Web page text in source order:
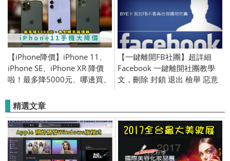
【iPhone降價】iPhone 11、
iPhone SE、iPhone XR 降價
啦！最多降5000元、哪邊買、
【一鍵離開FB社團】超詳細
Facebook 一鍵離開社團教學
文，刪除 封鎖 退出 檢舉 惡意
精選文章